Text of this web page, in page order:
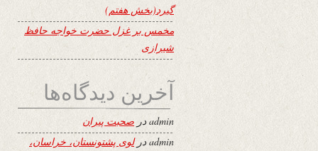
گیرد(بخش هفتم)
مخمس بر غزل حضرت خواجه حافظ
شیرازی
آخرین دیدگاه‌ها
adminدر صحبت پیران
admin درلوی پشتونستان، خراسان،